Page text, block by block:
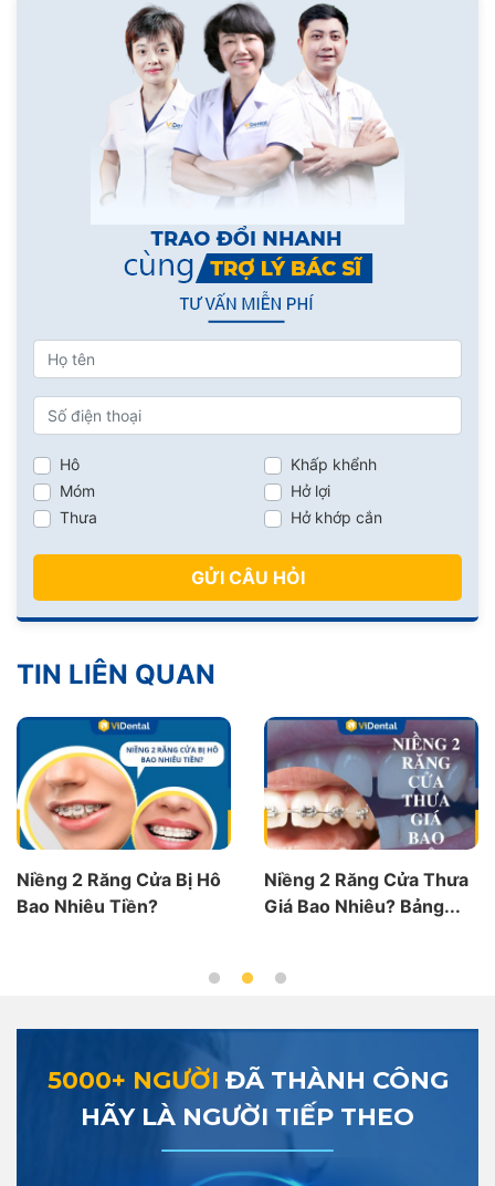
Hô
Móm
Thưa
Khấp khểnh
Hở lợi
Hở khớp cắn
GỬI CÂU HỎI
TIN LIÊN QUAN
Niềng 2 Răng Cửa Thưa
Giá Bao Nhiêu? Bảng...
Chuyên Gia Giải Đáp:
Niềng Răng Trong
5000+ NGƯỜI ĐÃ THÀNH CÔNG
HÃY LÀ NGƯỜI TIẾP THEO